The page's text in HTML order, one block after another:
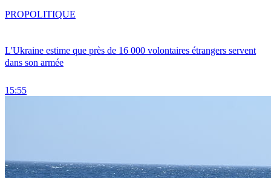
L'Ukraine estime que près de 16 000 volontaires étrangers servent
dans son armée
15:55
PROPOLITIQUE